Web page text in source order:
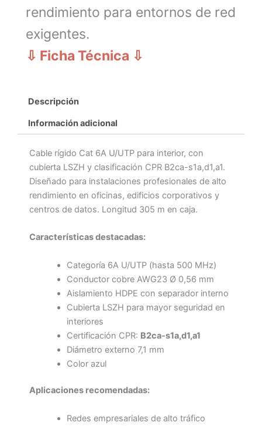
rendimiento para entornos de red
exigentes.
⇩ Ficha Técnica ⇩
Descripción
Información adicional
Cable rígido Cat 6A U/UTP para interior, con
cubierta LSZH y clasificación CPR B2ca-s1a,d1,a1.
Diseñado para instalaciones profesionales de alto
rendimiento en oficinas, edificios corporativos y
centros de datos. Longitud 305 m en caja.
Características destacadas:
Categoría 6A U/UTP (hasta 500 MHz)
Conductor cobre AWG23 Ø 0,56 mm
Aislamiento HDPE con separador interno
Cubierta LSZH para mayor seguridad en
interiores
Certificación CPR: B2ca-s1a,d1,a1
Diámetro externo 7,1 mm
Color azul
Aplicaciones recomendadas:
Redes empresariales de alto tráfico